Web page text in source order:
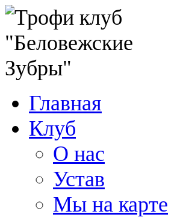
Главная
Клуб
О нас
Устав
Мы на карте